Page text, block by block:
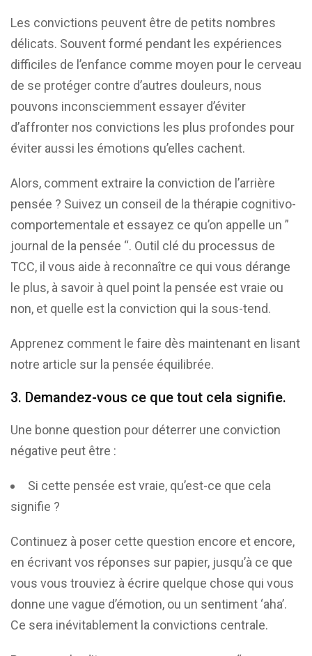
Les convictions peuvent être de petits nombres
délicats. Souvent formé pendant les expériences
difficiles de l’enfance comme moyen pour le cerveau
de se protéger contre d’autres douleurs, nous
pouvons inconsciemment essayer d’éviter
d’affronter nos convictions les plus profondes pour
éviter aussi les émotions qu’elles cachent.
Alors, comment extraire la conviction de l’arrière
pensée ? Suivez un conseil de la thérapie cognitivo-
comportementale et essayez ce qu’on appelle un ”
journal de la pensée “. Outil clé du processus de
TCC, il vous aide à reconnaître ce qui vous dérange
le plus, à savoir à quel point la pensée est vraie ou
non, et quelle est la conviction qui la sous-tend.
Apprenez comment le faire dès maintenant en lisant
notre article sur la pensée équilibrée.
3. Demandez-vous ce que tout cela signifie.
Une bonne question pour déterrer une conviction
négative peut être :
Si cette pensée est vraie, qu’est-ce que cela
signifie ?
Continuez à poser cette question encore et encore,
en écrivant vos réponses sur papier, jusqu’à ce que
vous vous trouviez à écrire quelque chose qui vous
donne une vague d’émotion, ou un sentiment ‘aha’.
Ce sera inévitablement la convictions centrale.